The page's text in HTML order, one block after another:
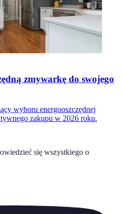
zmywarkę do swojego
wyboru energooszczędnej
zakupu w 2026 roku.
się wszystkiego o